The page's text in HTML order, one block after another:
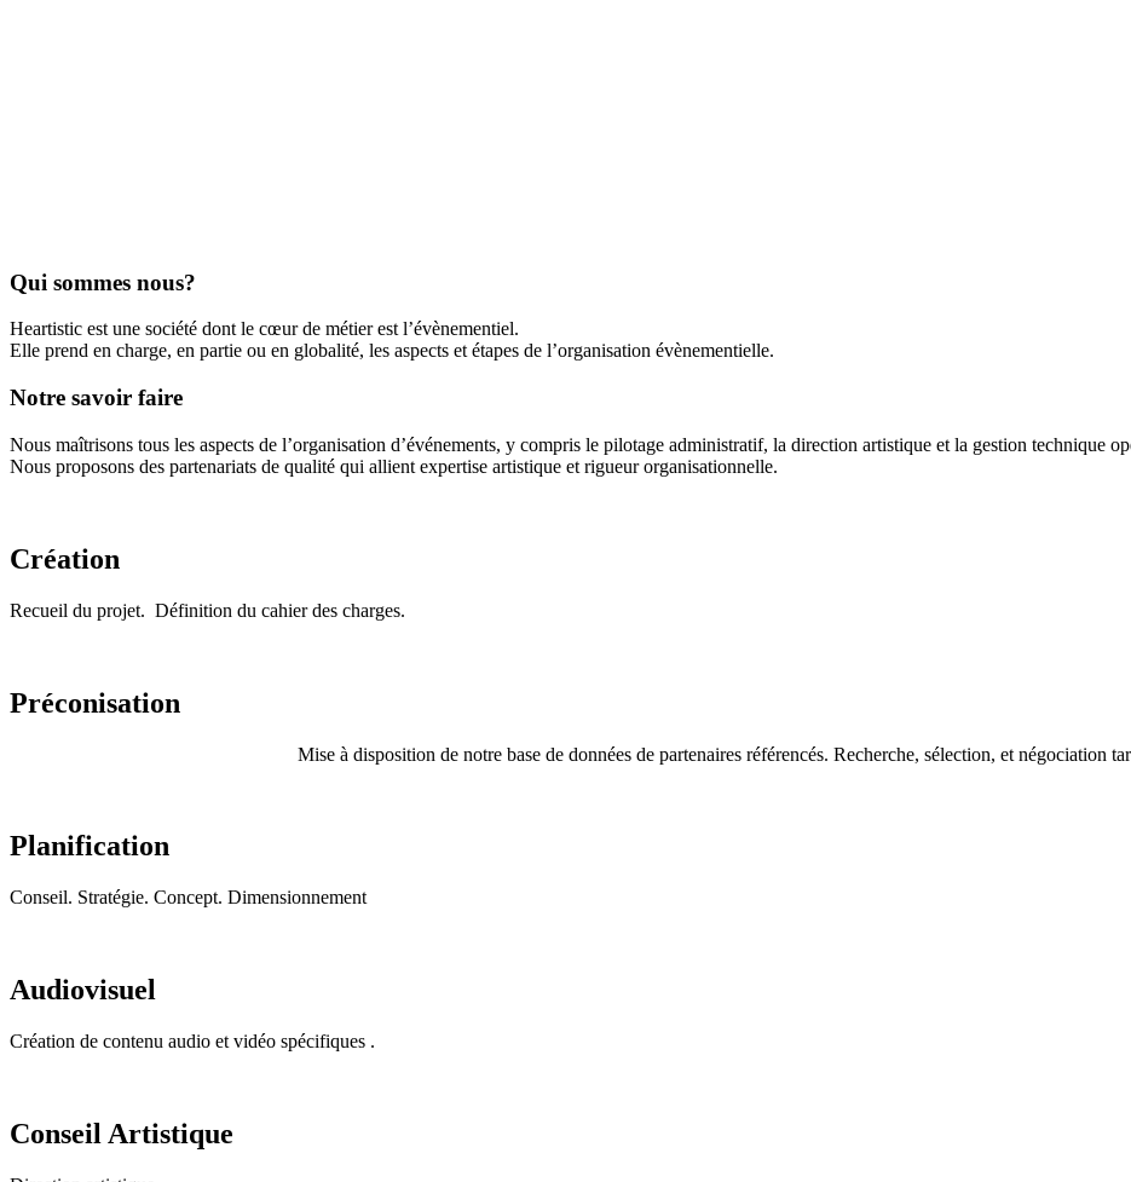
Qui sommes nous?
Heartistic est une société dont le cœur de métier est l’évènementiel.
Elle prend en charge, en partie ou en globalité, les aspects et étapes de l’organisation évènementielle.
Notre savoir faire
Nous maîtrisons tous les aspects de l’organisation d’événements, y compris le pilotage administratif, la direction artistique et la gestion technique
Nous proposons des partenariats de qualité qui allient expertise artistique et rigueur organisationnelle.
Création
Recueil du projet. Définition du cahier des charges.
Préconisation
Mise à disposition de notre base de données de partenaires référencés. Recherche, sélection, et négociation
Planification
Conseil. Stratégie. Concept. Dimensionnement
Audiovisuel
Création de contenu audio et vidéo spécifiques .
Conseil Artistique